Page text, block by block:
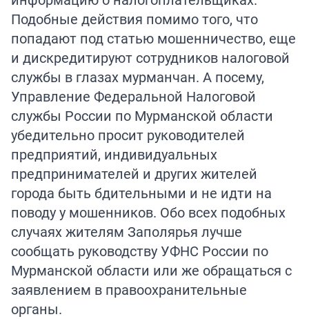
Подобные действия помимо того, что
попадают под статью мошенничество, еще
и дискредитируют сотрудников налоговой
службы в глазах мурманчан. А посему,
Управление Федеральной Налоговой
службы России по Мурманской области
убедительно просит руководителей
предприятий, индивидуальных
предпринимателей и других жителей
города быть бдительными и не идти на
поводу у мошенников. Обо всех подобных
случаях жителям Заполярья лучше
сообщать руководству УФНС России по
Мурманской области или же обращаться с
заявлением в правоохранительные
органы.